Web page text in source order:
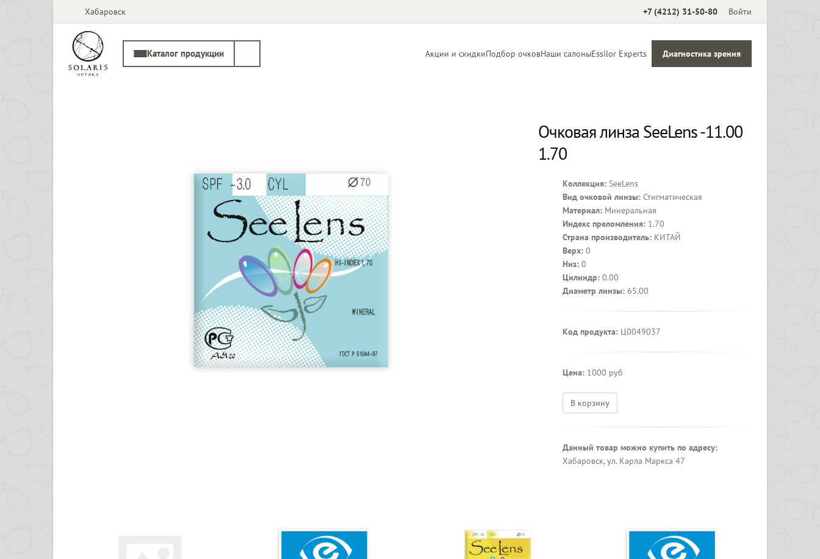
Хабаровск +7 (4212) 31-50-80 Войти
Каталог продукции Акции и скидкиПодбор очковНаши салоныEssilor Experts Диагностика зрения
Очковая линза SeeLens -11.00
1.70
Коллекция: SeeLens
Вид очковой линзы: Стигматическая
Материал: Минеральная
Индекс преломления: 1.70
Страна производитель: КИТАЙ
Верх: 0
Низ: 0
Цилиндр: 0.00
Диаметр линзы: 65.00
Код продукта: Ц0049037
Цена: 1000 руб
В корзину
Данный товар можно купить по адресу:
Хабаровск, ул. Карла Маркса 47